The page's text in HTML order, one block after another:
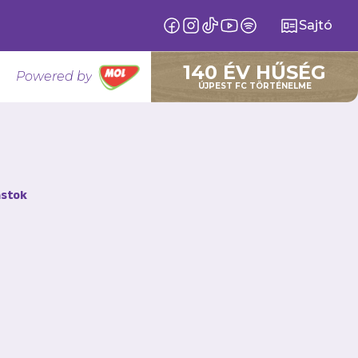
Sajtó
Powered by 140 ÉV HŰSÉG
ÚJPEST FC TÖRTÉNELME
csapatban,
edzőtáborába,